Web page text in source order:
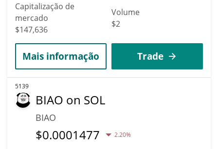
Capitalização de
mercado
$147,636
Volume
$2
Mais informação Trade
5139
BIAO on SOL
BIAO
$0.0001477 2.20%